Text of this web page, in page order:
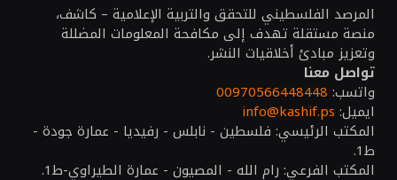
المرصد الفلسطيني للتحقق والتربية الإعلامية – كاشف،
منصة مستقلة تهدف إلى مكافحة المعلومات المضللة
وتعزيز مبادئ أخلاقيات النشر.
تواصل معنا
واتسب: 00970566448448
ايميل: info@kashif.ps
المكتب الرئيسي: فلسطين - نابلس - رفيديا - عمارة جودة -
ط1.
المكتب الفرعي: رام الله - المصيون - عمارة الطيراوي-ط1.